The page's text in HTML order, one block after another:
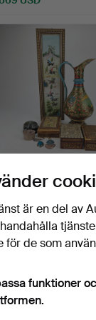
8 delar.
25 okt 2025
bud
USD
är en del av
för de som
funktioner